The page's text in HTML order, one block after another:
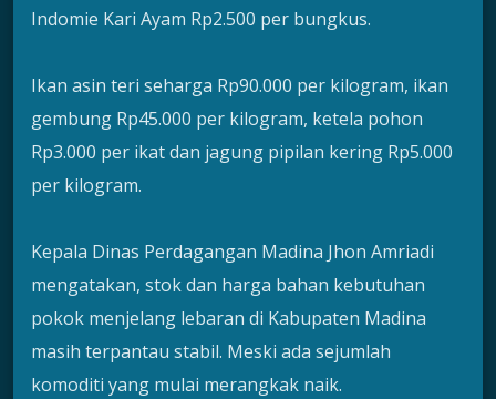
Indomie Kari Ayam Rp2.500 per bungkus.
Ikan asin teri seharga Rp90.000 per kilogram, ikan
gembung Rp45.000 per kilogram, ketela pohon
Rp3.000 per ikat dan jagung pipilan kering Rp5.000
per kilogram.
Kepala Dinas Perdagangan Madina Jhon Amriadi
mengatakan, stok dan harga bahan kebutuhan
pokok menjelang lebaran di Kabupaten Madina
masih terpantau stabil. Meski ada sejumlah
komoditi yang mulai merangkak naik.